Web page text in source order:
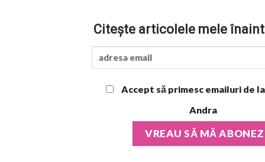
Citește articolele mele
Accept să primesc emailuri de
Andra